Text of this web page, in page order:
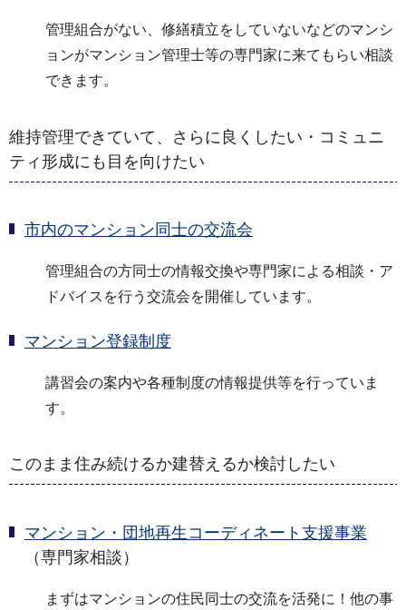
管理組合がない、修繕積立をしていないなどのマンシ
ョンがマンション管理士等の専門家に来てもらい相談
できます。
維持管理できていて、さらに良くしたい・コミュニ
ティ形成にも目を向けたい
市内のマンション同士の交流会
管理組合の方同士の情報交換や専門家による相談・ア
ドバイスを行う交流会を開催しています。
マンション登録制度
講習会の案内や各種制度の情報提供等を行っていま
す。
このまま住み続けるか建替えるか検討したい
マンション・団地再生コーディネート支援事業
（専門家相談）
まずはマンションの住民同士の交流を活発に！他の事